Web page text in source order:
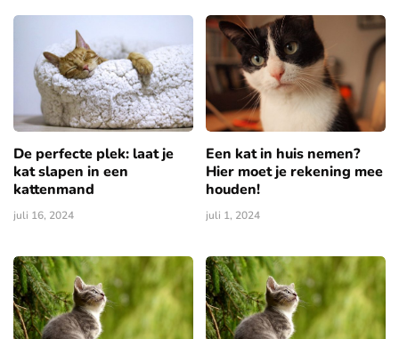
De perfecte plek: laat je
kat slapen in een
kattenmand
juli 16, 2024
Een kat in huis nemen?
Hier moet je rekening mee
houden!
juli 1, 2024